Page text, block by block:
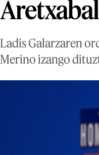
Ladis Galarzaren
Merino izango